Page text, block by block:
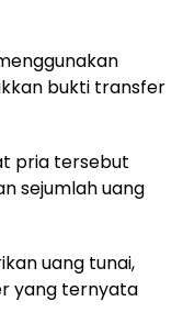
bukti transfer
pria tersebut
sejumlah uang
uang tunai,
yang ternyata